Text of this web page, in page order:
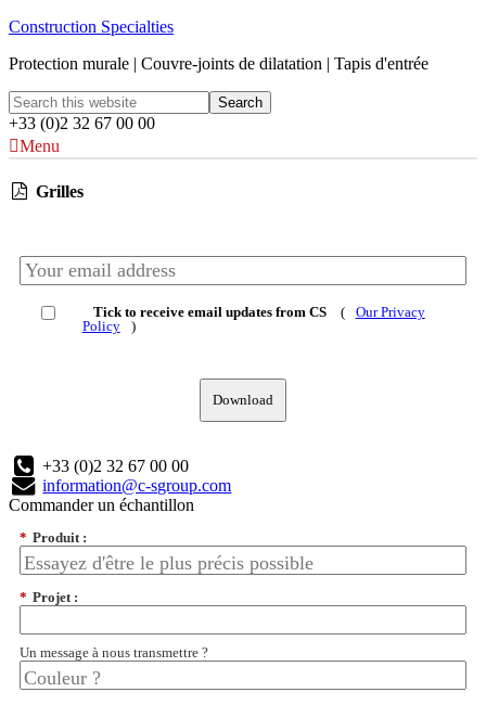
Construction Specialties
Protection murale | Couvre-joints de dilatation | Tapis d'entrée
+33 (0)2 32 67 00 00
Menu
Grilles
Tick to receive email updates from CS (
Our Privacy
Policy
)
Download
+33 (0)2 32 67 00 00
information@c-sgroup.com
Commander un échantillon
* Produit :
* Projet :
Un message à nous transmettre ?